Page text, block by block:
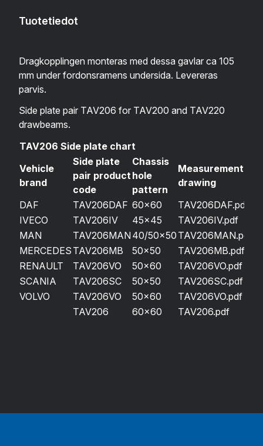
Tuotetiedot
Dragkopplingen monteras med dessa gavlar ca 105
mm under fordonsramens undersida. Levereras
parvis.
Side plate pair TAV206 for TAV200 and TAV220
drawbeams.
TAV206 Side plate chart
Vehicle
brand
Side plate
pair product
code
Chassis
hole
pattern
Measurement
drawing
DAF
TAV206DAF 60×60
TAV206DAF.pdf
IVECO
TAV206IV 45×45
TAV206IV.pdf
MAN
TAV206MAN 40/50×50 TAV206MAN.pdf
MERCEDES TAV206MB 50×50
TAV206MB.pdf
RENAULT
TAV206VO 50×60
TAV206VO.pdf
SCANIA
TAV206SC 50×50
TAV206SC.pdf
VOLVO
TAV206VO 50×60
TAV206VO.pdf
TAV206
60×60 TAV206.pdf